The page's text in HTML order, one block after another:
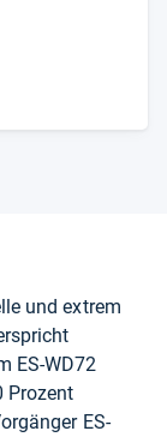
und extrem
ES-WD72
Prozent
ES-